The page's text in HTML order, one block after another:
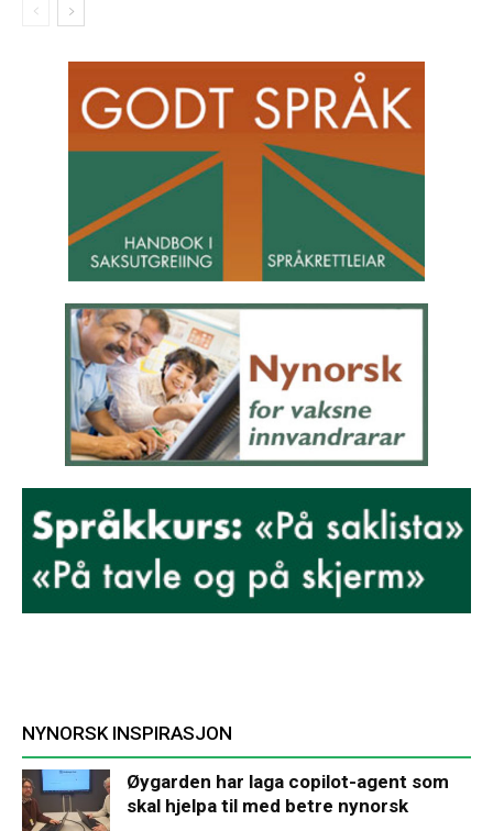
NYNORSK INSPIRASJON
Øygarden har laga copilot-agent som
skal hjelpa til med betre nynorsk